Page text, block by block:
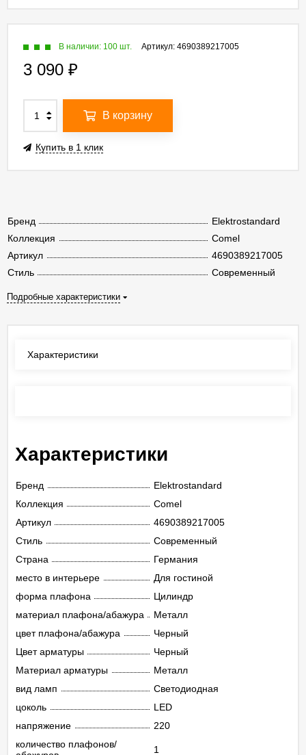
Бренд
Elektrostandard
Коллекция
Comel
Артикул
4690389217005
Стиль
Современный
Подробные характеристики
Артикул: 4690389217005
В наличии: 100 шт.
3 090 ₽
В корзину
Купить в 1 клик
Характеристики
Характеристики
Бренд
Elektrostandard
Коллекция
Comel
Артикул
4690389217005
Стиль
Современный
Страна
Германия
место в интерьере
Для гостиной
форма плафона
Цилиндр
материал плафона/абажура
Металл
цвет плафона/абажура
Черный
Цвет арматуры
Черный
Материал арматуры
Металл
вид ламп
Светодиодная
цоколь
LED
напряжение
220
количество плафонов/
1